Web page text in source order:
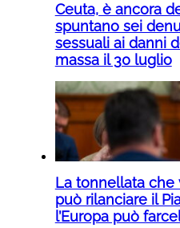
Ceuta, è ancora
spuntano sei
sessuali ai danni
massa il 30 luglio
La tonnellata che
può rilanciare il
l’Europa può